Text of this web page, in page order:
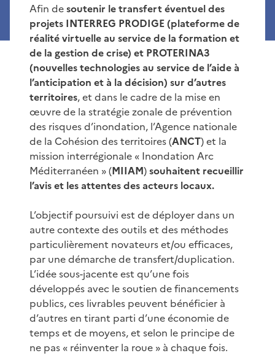
Afin desoutenir le transfert éventuel des
projets INTERREG PRODIGE (plateforme de
réalité virtuelle au service de la formation et
de la gestion de crise) et PROTERINA3
(nouvelles technologies au service de l’aide à
l’anticipation et à la décision) sur d’autres
territoires, et dans le cadre de la mise en
œuvre de la stratégie zonale de prévention
des risques d’inondation, l’Agence nationale
de la Cohésion des territoires (ANCT) et la
mission interrégionale « Inondation Arc
Méditerranéen » (MIIAM)souhaitent recueillir
l’avis et les attentes des acteurs locaux.
L’objectif poursuivi est de déployer dans un
autre contexte des outils et des méthodes
particulièrement novateurs et/ou efficaces,
par une démarche de transfert/duplication.
L’idée sous-jacente est qu’une fois
développés avec le soutien de financements
publics, ces livrables peuvent bénéficier à
d’autres en tirant parti d’une économie de
temps et de moyens, et selon le principe de
ne pas « réinventer la roue » à chaque fois.